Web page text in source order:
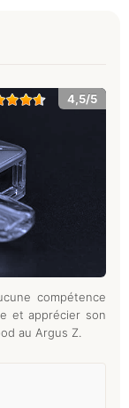
4,5/5
compétence
et apprécier son
au Argus Z.